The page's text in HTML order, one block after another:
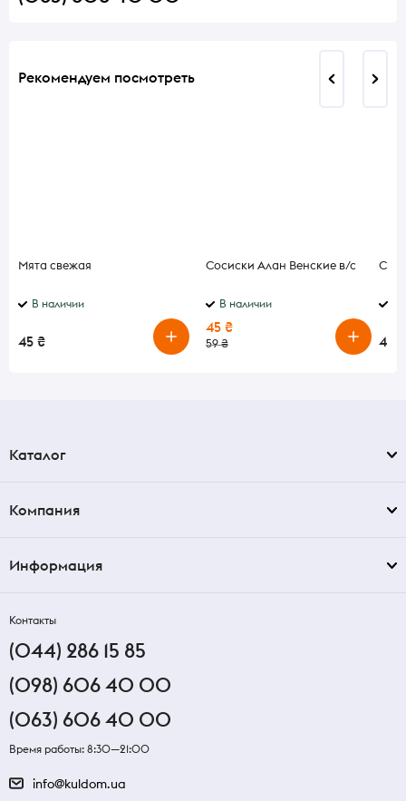
Рекомендуем посмотреть
Мята свежая
В наличии
45 ₴
Сосиски Алан Венские в/с
В наличии
45 ₴
59 ₴ 45 ₴
Каталог
Компания
Информация
Контакты
(044) 286 15 85
(098) 606 40 00
(063) 606 40 00
Время работы: 8:30—21:00
info@kuldom.ua